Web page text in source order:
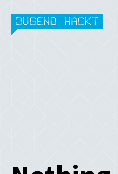
Skip
to